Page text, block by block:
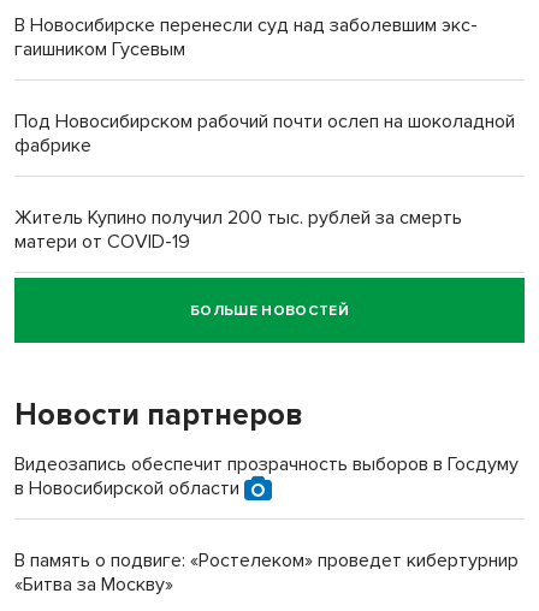
В Новосибирске перенесли суд над заболевшим экс-
гаишником Гусевым
Под Новосибирском рабочий почти ослеп на шоколадной
фабрике
Житель Купино получил 200 тыс. рублей за смерть
матери от COVID-19
Новосибирский суд наказал водителя за смерть
пенсионерки на вокзале
БОЛЬШЕ НОВОСТЕЙ
Новости партнеров
Видеозапись обеспечит прозрачность выборов в Госдуму
в Новосибирской области
В память о подвиге: «Ростелеком» проведет кибертурнир
«Битва за Москву»